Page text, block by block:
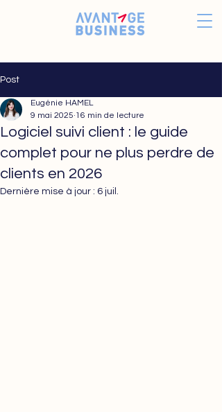
Post
Logiciel suivi client : le guide
complet pour ne plus perdre de
clients en 2026
Eugénie HAMEL
9 mai 2025 16 min de lecture
Dernière mise à jour : 6 juil.